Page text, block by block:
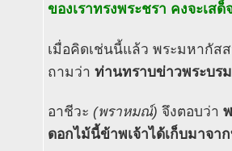
ของเราทรงพระชรา คงจะเ
เมื่อคิดเช่นนี้แล้ว พระมหากัส
ถามว่า ท่านทราบข่าวพระบร
อาชีวะ (พราหมณ์) จึงตอบว่า
ดอกไม้นี้ข้าพเจ้าได้เก็บมาจ